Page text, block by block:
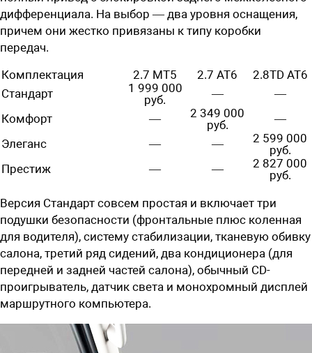
дифференциала. На выбор — два уровня оснащения,
причем они жестко привязаны к типу коробки
передач.
Комплектация
2.7 MT5 2.7 AT6
2.8TD AT6
Стандарт
1 999 000
руб.
—
—
Комфорт
—
2 349 000
руб.
—
Элеганс
— —
2 599 000
руб.
Престиж
— —
2 827 000
руб.
Версия Стандарт совсем простая и включает три
подушки безопасности (фронтальные плюс коленная
для водителя), систему стабилизации, тканевую обивку
салона, третий ряд сидений, два кондиционера (для
передней и задней частей салона), обычный CD-
проигрыватель, датчик света и монохромный дисплей
маршрутного компьютера.